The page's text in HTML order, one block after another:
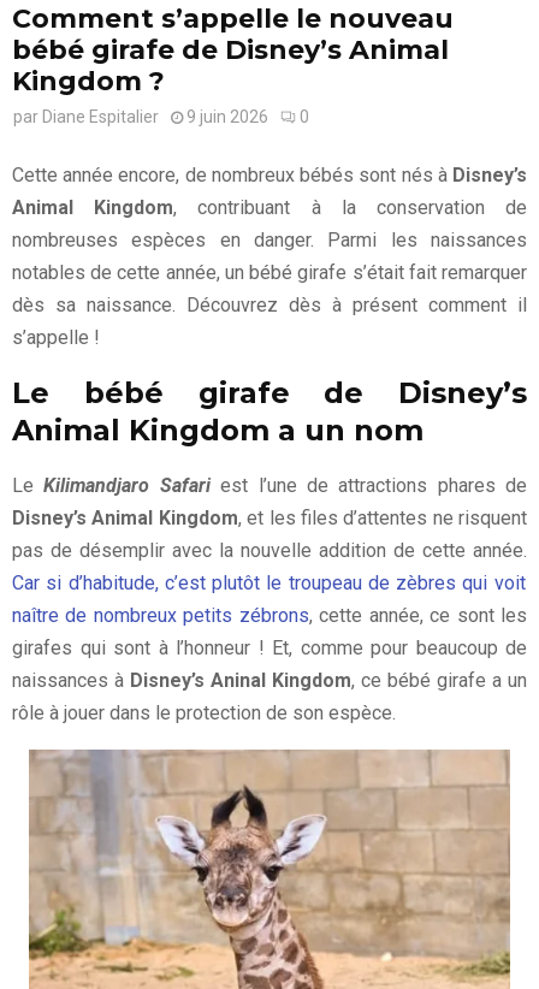
Comment s’appelle le nouveau
bébé girafe de Disney’s Animal
Kingdom ?
par Diane Espitalier 9 juin 2026 0
Cette année encore, de nombreux bébés sont nés à Disney’s
Animal Kingdom, contribuant à la conservation de
nombreuses espèces en danger. Parmi les naissances
notables de cette année, un bébé girafe s’était fait remarquer
dès sa naissance. Découvrez dès à présent comment il
s’appelle !
Le bébé girafe de Disney’s
Animal Kingdom a un nom
LeKilimandjaro Safari est l’une de attractions phares de
Disney’s Animal Kingdom, et les files d’attentes ne risquent
pas de désemplir avec la nouvelle addition de cette année.
Car si d’habitude, c’est plutôt le troupeau de zèbres qui voit
naître de nombreux petits zébrons, cette année, ce sont les
girafes qui sont à l’honneur ! Et, comme pour beaucoup de
naissances à Disney’s Aninal Kingdom, ce bébé girafe a un
rôle à jouer dans le protection de son espèce.